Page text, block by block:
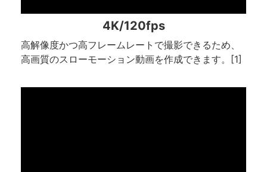
4K/120fps
高解像度かつ高フレームレートで撮影できるため、
高画質のスローモーション動画を作成できます。[1]